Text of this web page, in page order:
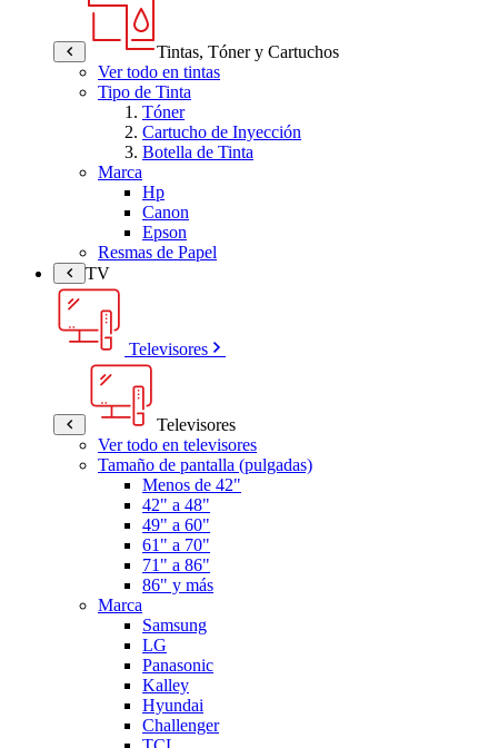
Tintas, Tóner y Cartuchos
Ver todo en tintas
Tipo de Tinta
Tóner
Cartucho de Inyección
Botella de Tinta
Marca
Hp
Canon
Epson
Resmas de Papel
TV
Televisores
Televisores
Ver todo en televisores
Tamaño de pantalla (pulgadas)
Menos de 42"
42" a 48"
49" a 60"
61" a 70"
71" a 86"
86" y más
Marca
Samsung
LG
Panasonic
Kalley
Hyundai
Challenger